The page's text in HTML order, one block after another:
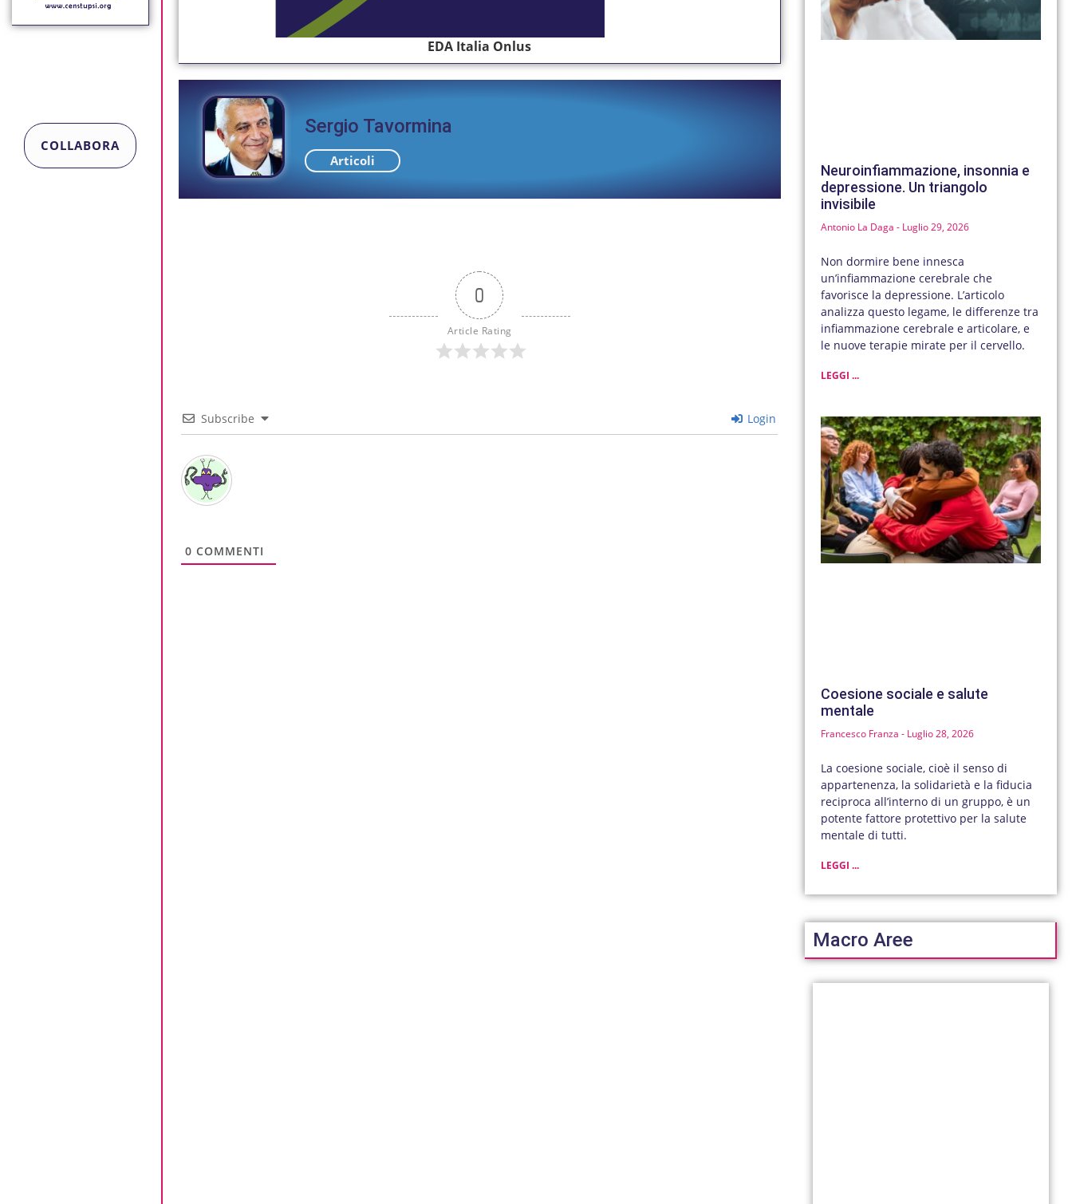
COLLABORA
EDA Italia Onlus
Sergio Tavormina
Articoli
0
Article Rating
Subscribe Login
0 COMMENTI
Neuroinfiammazione, insonnia e
depressione. Un triangolo
invisibile
Antonio La Daga Luglio 29, 2026
Non dormire bene innesca
un’infiammazione cerebrale che
favorisce la depressione. L’articolo
analizza questo legame, le differenze tra
infiammazione cerebrale e articolare, e
le nuove terapie mirate per il cervello.
LEGGI ...
Coesione sociale e salute
mentale
Francesco Franza Luglio 28, 2026
La coesione sociale, cioè il senso di
appartenenza, la solidarietà e la fiducia
reciproca all’interno di un gruppo, è un
potente fattore protettivo per la salute
mentale di tutti.
LEGGI ...
Macro Aree